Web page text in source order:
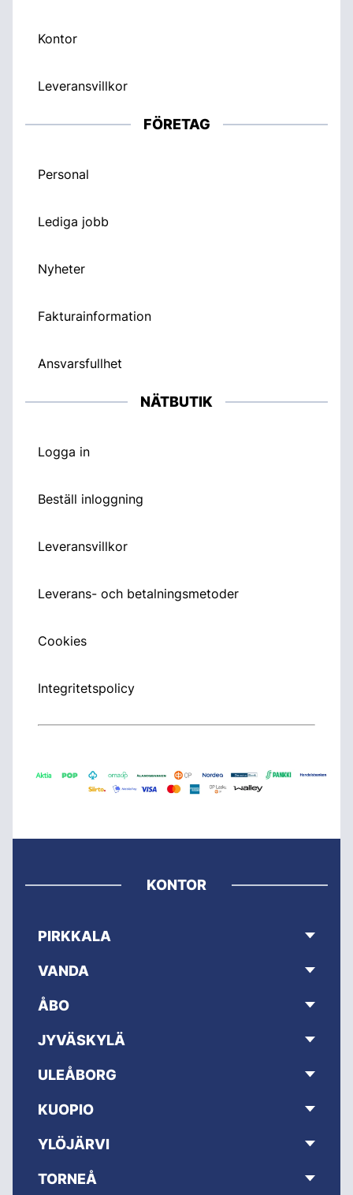
Kontor
Leveransvillkor
FÖRETAG
Personal
Lediga jobb
Nyheter
Fakturainformation
Ansvarsfullhet
NÄTBUTIK
Logga in
Beställ inloggning
Leveransvillkor
Leverans- och betalningsmetoder
Cookies
Integritetspolicy
KONTOR
PIRKKALA
VANDA
ÅBO
JYVÄSKYLÄ
ULEÅBORG
KUOPIO
YLÖJÄRVI
TORNEÅ